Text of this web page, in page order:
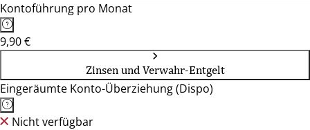
Kontoführung pro Monat
9,90 €
Zinsen und Verwahr-Entgelt
Eingeräumte Konto-Überziehung (Dispo)
Nicht verfügbar